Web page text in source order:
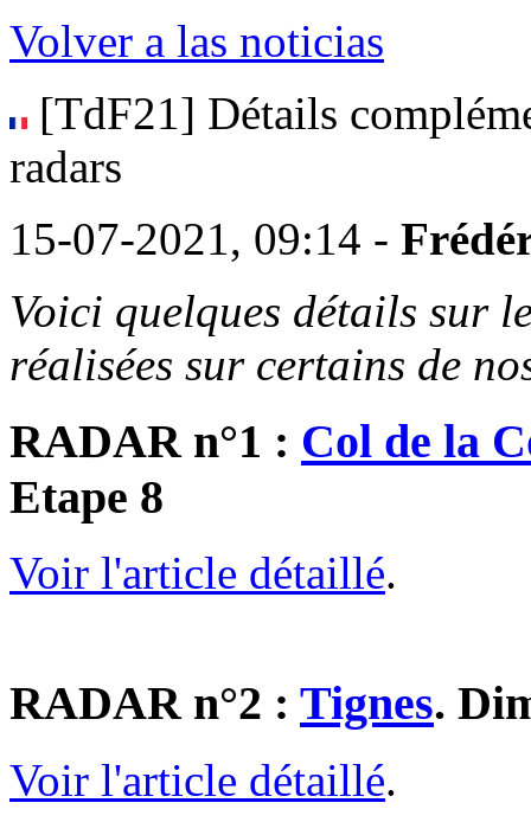
Volver a las noticias
[TdF21] Détails
radars
15-07-2021, 09:14 -
Voici quelques détails sur
réalisées sur certains de
RADAR n°1 : Col de la
Etape 8
Voir l'article détaillé.
RADAR n°2 : Tignes.
Voir l'article détaillé.